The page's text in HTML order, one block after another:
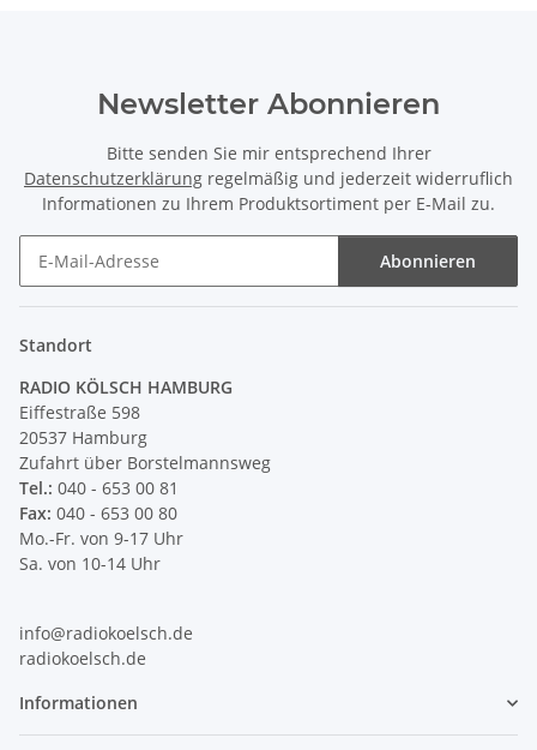
Newsletter Abonnieren
Bitte senden Sie mir entsprechend Ihrer
Datenschutzerklärung regelmäßig und jederzeit widerruflich
Informationen zu Ihrem Produktsortiment per E-Mail zu.
Abonnieren
Standort
RADIO KÖLSCH HAMBURG
Eiffestraße 598
20537 Hamburg
Zufahrt über Borstelmannsweg
Tel.: 040 - 653 00 81
Fax: 040 - 653 00 80
Mo.-Fr. von 9-17 Uhr
Sa. von 10-14 Uhr
info@radiokoelsch.de
radiokoelsch.de
Informationen